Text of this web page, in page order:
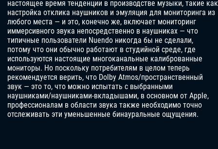
настоящее время тенденции в производстве музыки, такие как
настройка отклика наушников и эмуляция для мониторинга из
любого места — и это, конечно же, включает мониторинг
иммерсивного звука непосредственно в наушниках — что
типичные пользователи Nuendo никогда бы не сделали,
потому что они обычно работают в студийной среде, где
используются настоящие многоканальные калиброванные
мониторы. Но поскольку потребителям в целом теперь
рекомендуется верить, что Dolby Atmos/пространственный
звук — это то, что можно испытать с выбранными
наушниками/наушниками-вкладышами, в основном от Apple,
профессионалам в области звука также необходимо точно
отслеживать эти уменьшенные бинауральные ощущения.